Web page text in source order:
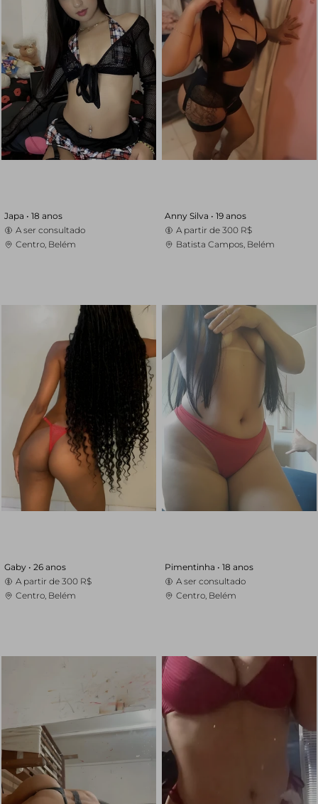
Japa • 18 anos
A ser consultado
Centro, Belém
Anny Silva • 19 anos
A partir de 300 R$
Batista Campos, Belém
Gaby • 26 anos
A partir de 300 R$
Centro, Belém
Pimentinha • 18 anos
A ser consultado
Centro, Belém